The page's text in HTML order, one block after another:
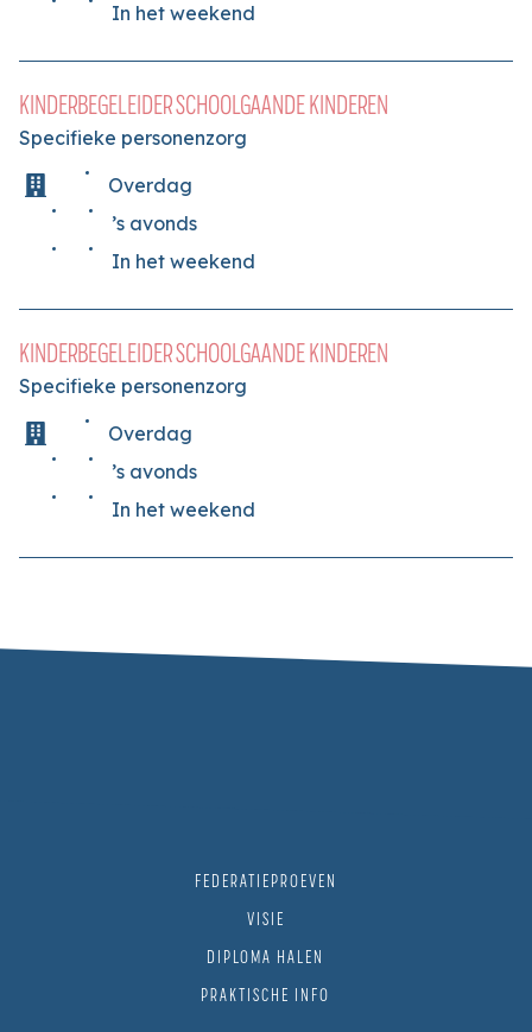
In het weekend
KINDERBEGELEIDER SCHOOLGAANDE KINDEREN
Specifieke personenzorg
Overdag
’s avonds
In het weekend
KINDERBEGELEIDER SCHOOLGAANDE KINDEREN
Specifieke personenzorg
Overdag
’s avonds
In het weekend
FEDERATIEPROEVEN
VISIE
DIPLOMA HALEN
PRAKTISCHE INFO